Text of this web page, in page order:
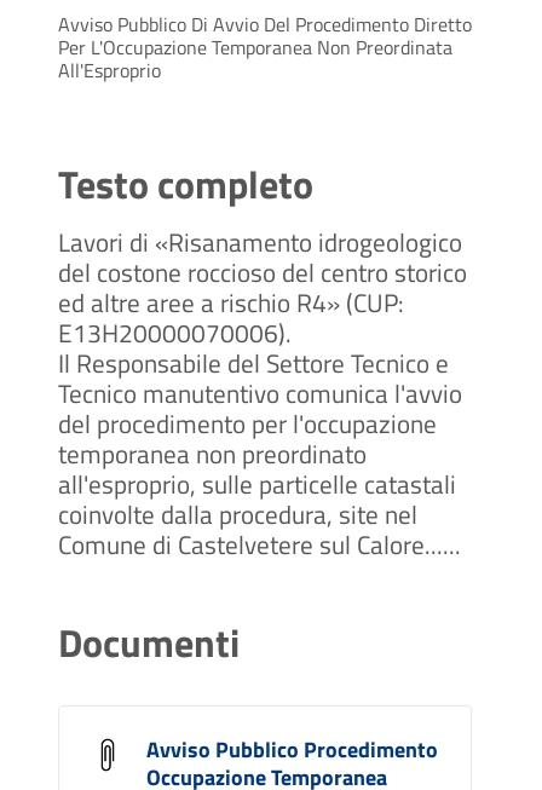
Avviso Pubblico Di Avvio Del Procedimento Diretto
Per L'Occupazione Temporanea Non Preordinata
All'Esproprio
Testo completo
Lavori di «Risanamento idrogeologico
del costone roccioso del centro storico
ed altre aree a rischio R4» (CUP:
E13H20000070006).
Il Responsabile del Settore Tecnico e
Tecnico manutentivo comunica l'avvio
del procedimento per l'occupazione
temporanea non preordinato
all'esproprio, sulle particelle catastali
coinvolte dalla procedura, site nel
Comune di Castelvetere sul Calore......
Documenti
Avviso Pubblico Procedimento
Occupazione Temporanea